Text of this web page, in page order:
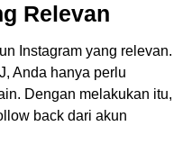
Relevan
Instagram yang relevan.
Anda hanya perlu
Dengan melakukan itu,
back dari akun